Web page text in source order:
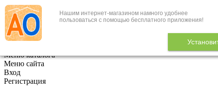
Нашим интернет-магазином намного удобнее
пользоваться с помощью бесплатного приложения!
+7 (495) 646-888-1
В корзине 0
Меню каталога
Меню сайта
Вход
Регистрация